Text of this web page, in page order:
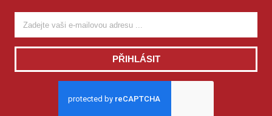
PŘIHLÁSIT